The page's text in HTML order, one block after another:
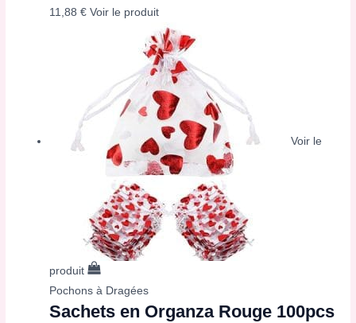
11,88€ Voir le produit
Voir le
produit
Pochons à Dragées
Sachets en Organza Rouge 100pcs